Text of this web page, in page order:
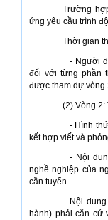
Trường
ứng yêu cầu trình
Thời gian
- Người
đối với từng phần
được tham dự vòng
(2) Vòng 2:
- Hình
kết hợp viết và
- Nội
nghề nghiệp của
cần tuyển.
Nội
hành) phải căn cứ